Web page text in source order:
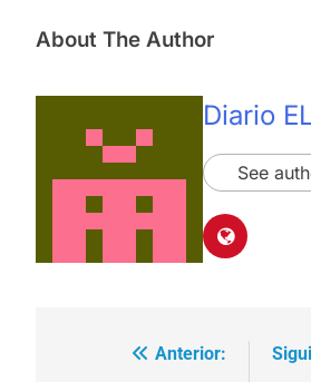
About The Author
Diario
See
Navegación
Anterior: